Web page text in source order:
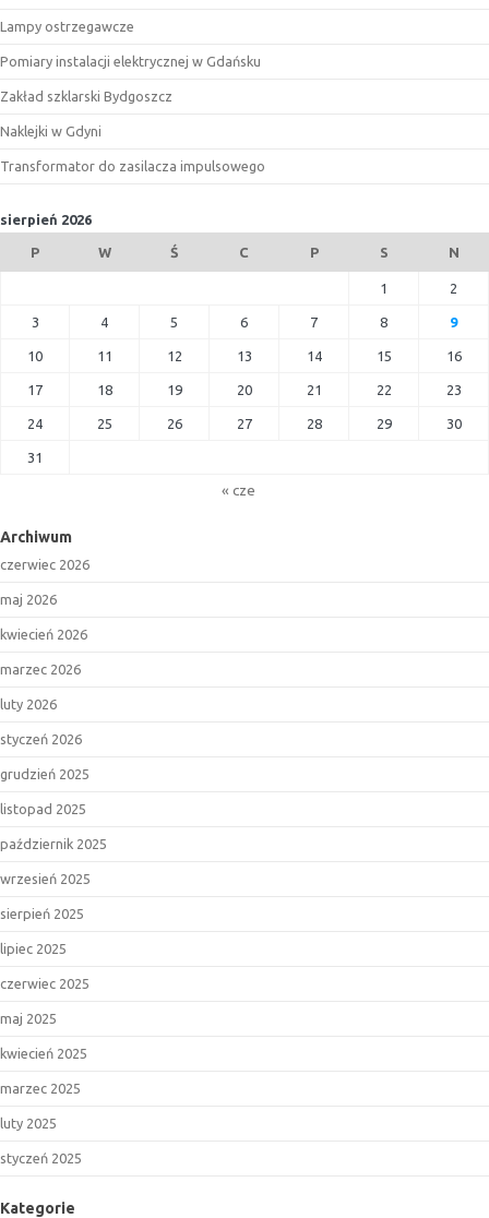
Lampy ostrzegawcze
Pomiary instalacji elektrycznej w Gdańsku
Zakład szklarski Bydgoszcz
Naklejki w Gdyni
Transformator do zasilacza impulsowego
sierpień 2026
P W Ś C P S N
1 2
3 4 5 6 7 8 9
10 11 12 13 14 15 16
17 18 19 20 21 22 23
24 25 26 27 28 29 30
31
« cze
Archiwum
czerwiec 2026
maj 2026
kwiecień 2026
marzec 2026
luty 2026
styczeń 2026
grudzień 2025
listopad 2025
październik 2025
wrzesień 2025
sierpień 2025
lipiec 2025
czerwiec 2025
maj 2025
kwiecień 2025
marzec 2025
luty 2025
styczeń 2025
Kategorie